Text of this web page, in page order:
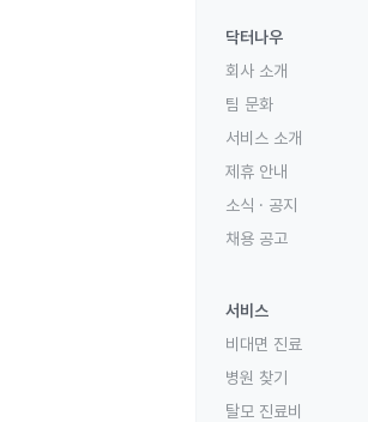
닥터나우
회사 소개
팀 문화
서비스 소개
제휴 안내
소식 · 공지
채용 공고
서비스
비대면 진료
병원 찾기
탈모 진료비